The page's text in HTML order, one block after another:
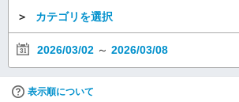
＞ カテゴリを選択
2026/03/02 ～ 2026/03/08
表示順について